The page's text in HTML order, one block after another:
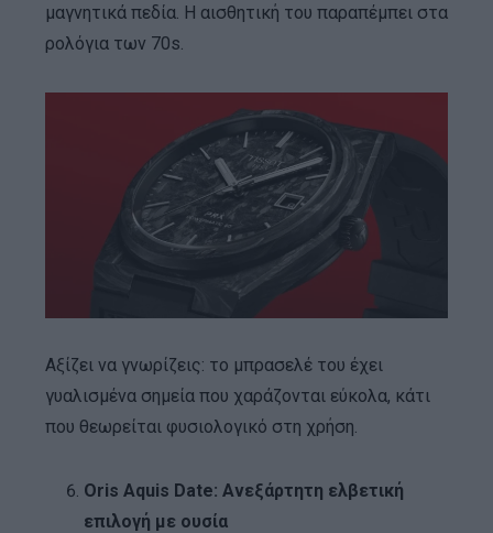
μαγνητικά πεδία. Η αισθητική του παραπέμπει στα
ρολόγια των 70s.
Αξίζει να γνωρίζεις: το μπρασελέ του έχει
γυαλισμένα σημεία που χαράζονται εύκολα, κάτι
που θεωρείται φυσιολογικό στη χρήση.
Oris Aquis Date: Ανεξάρτητη ελβετική
επιλογή με ουσία